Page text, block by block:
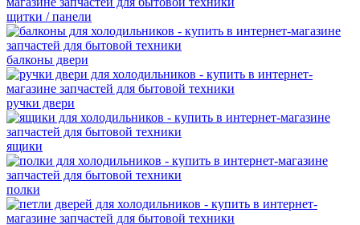
щитки / панели
балконы двери
ручки двери
ящики
полки